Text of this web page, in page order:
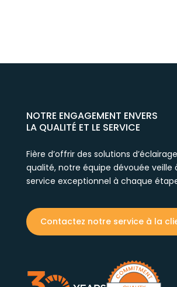
NOTRE ENGAGEMENT ENVERS
LA QUALITÉ ET LE SERVICE
Fière d’offrir des solutions
qualité, notre équipe dévouée veille
service exceptionnel à chaque
Contactez notre service à la